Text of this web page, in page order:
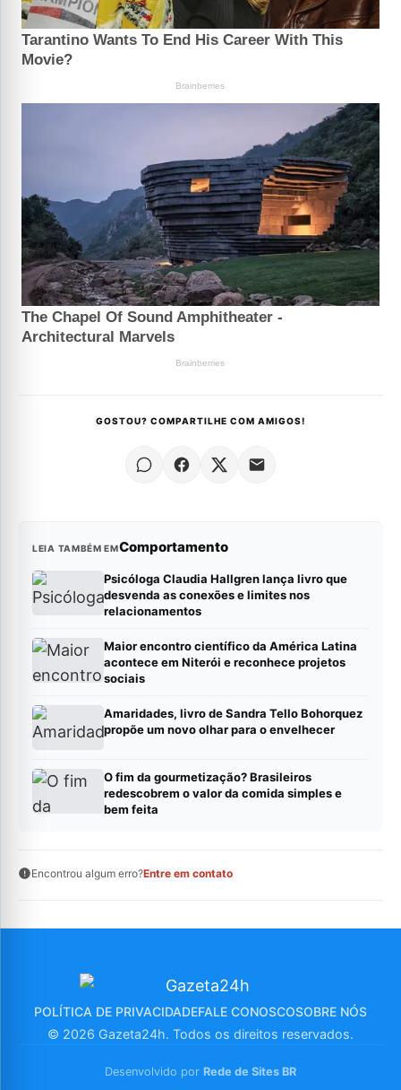
GOSTOU? COMPARTILHE COM AMIGOS!
LEIA TAMBÉM EMComportamento
Psicóloga Claudia Hallgren lança livro que
desvenda as conexões e limites nos
relacionamentos
Maior encontro científico da América Latina
acontece em Niterói e reconhece projetos
sociais
Amaridades, livro de Sandra Tello Bohorquez
propõe um novo olhar para o envelhecer
O fim da gourmetização? Brasileiros
redescobrem o valor da comida simples e
bem feita
Encontrou algum erro?Entre em contato
POLÍTICA DE PRIVACIDADEFALE CONOSCOSOBRE NÓS
© 2026 Gazeta24h. Todos os direitos reservados.
Desenvolvido por Rede de Sites BR